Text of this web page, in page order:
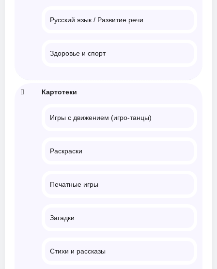
Русский язык / Развитие речи
Здоровье и спорт
Картотеки
Игры с движением (игро-танцы)
Раскраски
Печатные игры
Загадки
Стихи и рассказы